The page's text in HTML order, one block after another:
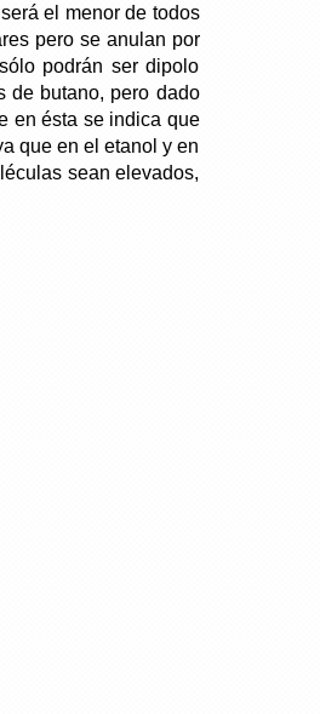
el menor de todos
pero se anulan por
podrán ser dipolo
de butano, pero dado
en ésta se indica que
que en el etanol y en
sean elevados,